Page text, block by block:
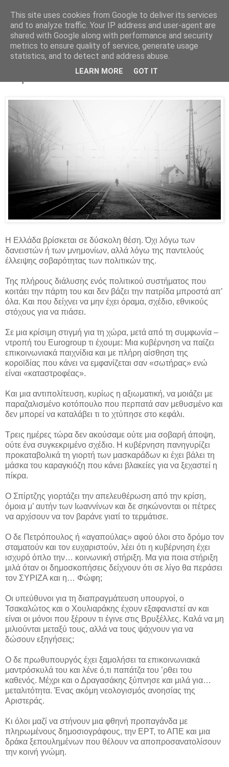
Parakato.gr
Από την... μεταλιτότητα στο απόλυτο
Η Ελλάδα βρίσκεται σε δύσκολη θέση. Όχι λόγω των
δανειστών ή των μνημονίων, αλλά λόγω της παντελούς
έλλειψης σοβαρότητας των πολιτικών της.
Της πλήρους διάλυσης ενός πολιτικού συστήματος που
κοιτάει την πάρτη του και δεν βάζει την πατρίδα μπροστά απ’
όλα. Και που δείχνει να μην έχει όραμα, σχέδιο, εθνικούς
στόχους για να πιάσει.
Σε μια κρίσιμη στιγμή για τη χώρα, μετά από τη συμφωνία –
ντροπή του Eurogroup τι έχουμε: Μια κυβέρνηση να παίζει
επικοινωνιακά παιχνίδια και με πλήρη αίσθηση της
κοροϊδίας που κάνει να εμφανίζεται σαν «σωτήρας» ενώ
είναι «καταστροφέας».
Και μια αντιπολίτευση, κυρίως η αξιωματική, να μοιάζει με
παραζαλισμένο κοτόπουλο που περπατά σαν μεθυσμένο και
δεν μπορεί να καταλάβει τι το χτύπησε στο κεφάλι.
Τρεις ημέρες τώρα δεν ακούσαμε ούτε μια σοβαρή άποψη,
ούτε ένα συγκεκριμένο σχέδιο. Η κυβέρνηση πανηγυρίζει
προκαταβολικά τη γιορτή των μασκαράδων κι έχει βάλει τη
μάσκα του καραγκιόζη που κάνει βλακείες για να ξεχαστεί η
πίκρα.
Ο Σπίρτζης γιορτάζει την απελευθέρωση από την κρίση,
όμοια μ’ αυτήν των Ιωαννίνων και δε σηκώνονται οι πέτρες
να αρχίσουν να τον βαράνε γιατί το τερμάτισε.
Ο δε Πετρόπουλος ή «αγαπούλας» αφού όλοι στο δρόμο τον
σταματούν και τον ευχαριστούν, λέει ότι η κυβέρνηση έχει
ισχυρό όπλο την… κοινωνική στήριξη. Μα για ποια στήριξη
μιλά όταν οι δημοσκοπήσεις δείχνουν ότι σε λίγο θα περάσει
τον ΣΥΡΙΖΑ και η… Φώφη;
Οι υπεύθυνοι για τη διαπραγμάτευση υπουργοί, ο
Τσακαλώτος και ο Χουλιαράκης έχουν εξαφανιστεί αν και
είναι οι μόνοι που ξέρουν τι έγινε στις Βρυξέλλες. Καλά να μη
μιλιούνται μεταξύ τους, αλλά να τους ψάχνουν για να
δώσουν εξηγήσεις;
Ο δε πρωθυπουργός έχει ξαμολήσει τα επικοινωνιακά
μαντρόσκυλά του και λένε ό,τι παπάτζα του ’ρθει του
καθενός. Μέχρι και ο Δραγασάκης ξύπνησε και μιλά για…
μεταλιτότητα. Ένας ακόμη νεολογισμός ανοησίας της
Αριστεράς.
Κι όλοι μαζί να στήνουν μια φθηνή προπαγάνδα με
πληρωμένους δημοσιογράφους, την ΕΡΤ, το ΑΠΕ και μια
δράκα ξεπουλημένων που θέλουν να αποπροσανατολίσουν
την κοινή γνώμη.
This site uses cookies from Google to deliver its services
and to analyze traffic. Your IP address and user-agent are
shared with Google along with performance and security
metrics to ensure quality of service, generate usage
statistics, and to detect and address abuse.
LEARN MORE GOT IT